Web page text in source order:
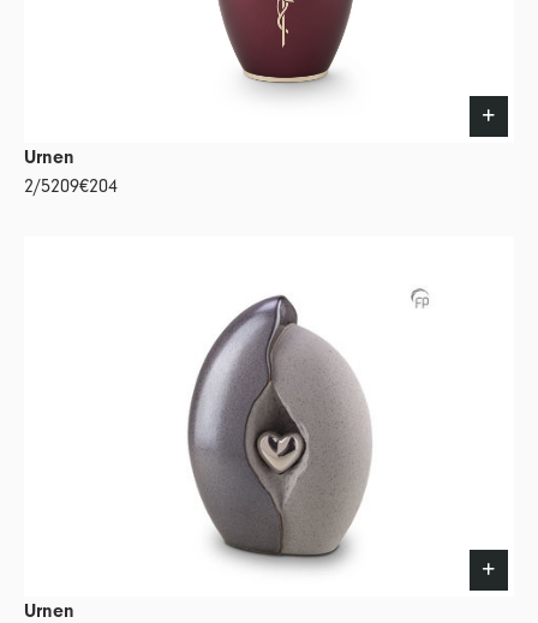
Urnen
2/5209€204
Urnen